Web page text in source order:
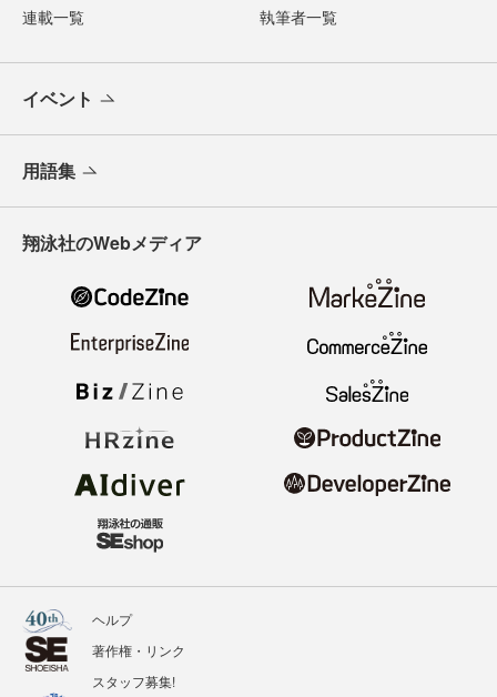
連載一覧 執筆者一覧
イベント
用語集
翔泳社のWebメディア
ヘルプ
著作権・リンク
スタッフ募集!